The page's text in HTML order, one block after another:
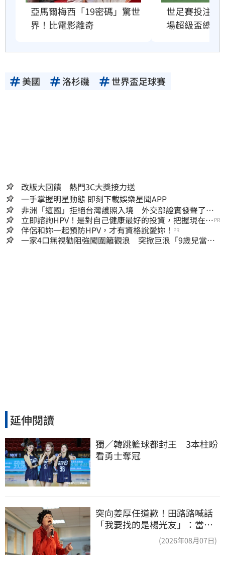
亞馬爾梅西「19密碼」驚世
界！比電影離奇
世足賽投注額
場超級盃總和
美國 洛杉磯 世界盃足球賽
改版大回饋 熱門3C大獎接力送
一手掌握明星動態 即刻下載娛樂星聞APP
非洲「這國」拒絕台灣護照入境 外交部證實發聲了：
持續交涉聯繫
立即諮詢HPV！是對自己健康最好的投資，把握現在不
嫌晚！
PR
伴侶和妳一起預防HPV，才有資格說愛妳！ PR
一家4口無視勸阻強闖圍籬觀浪 突掀巨浪「9歲兒當場
延伸閱讀
獨／韓跳籃球都封王　3本柱盼
看勇士奪冠
突向姜厚任道歉！田路路喊話
「我要找的是楊光友」：當時
(2026年08月07日)